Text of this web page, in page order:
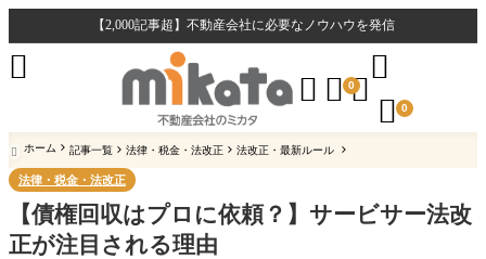
【2,000記事超】不動産会社に必要なノウハウを発信
  0

 0

 ホーム 記事一覧 法律・税金・法改正 法改正・最新ルール
法律・税金・法改正
【債権回収はプロに依頼？】サービサー法改
正が注目される理由